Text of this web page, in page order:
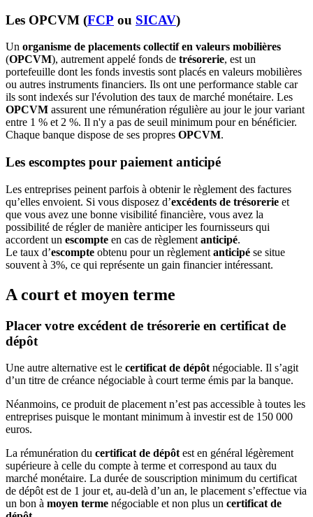
Les OPCVM (FCP ou SICAV)
Un organisme de placements collectif en valeurs mobilières
(OPCVM), autrement appelé fonds de trésorerie, est un
portefeuille dont les fonds investis sont placés en valeurs mobilières
ou autres instruments financiers. Ils ont une performance stable car
ils sont indexés sur l'évolution des taux de marché monétaire. Les
OPCVM assurent une rémunération régulière au jour le jour variant
entre 1 % et 2 %. Il n'y a pas de seuil minimum pour en bénéficier.
Chaque banque dispose de ses propres OPCVM.
Les escomptes pour paiement anticipé
Les entreprises peinent parfois à obtenir le règlement des factures
qu’elles envoient. Si vous disposez d’excédents de trésorerie et
que vous avez une bonne visibilité financière, vous avez la
possibilité de régler de manière anticiper les fournisseurs qui
accordent un escompte en cas de règlement anticipé.
Le taux d’escompte obtenu pour un règlement anticipé se situe
souvent à 3%, ce qui représente un gain financier intéressant.
A court et moyen terme
Placer votre excédent de trésorerie en certificat de
dépôt
Une autre alternative est le certificat de dépôtnégociable. Il s’agit
d’un titre de créance négociable à court terme émis par la banque.
Néanmoins, ce produit de placement n’est pas accessible à toutes les
entreprises puisque le montant minimum à investir est de 150 000
euros.
La rémunération du certificat de dépôtest en général légèrement
supérieure à celle du compte à terme et correspond au taux du
marché monétaire. La durée de souscription minimum du certificat
de dépôt est de 1 jour et, au-delà d’un an, le placement s’effectue via
un bon à moyen terme négociable et non plus un certificat de